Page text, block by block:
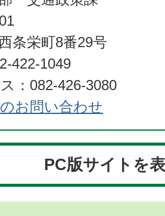
条栄町8番29号
422-1049
：082-426-3080
お問い合わせ
PC版サイトを